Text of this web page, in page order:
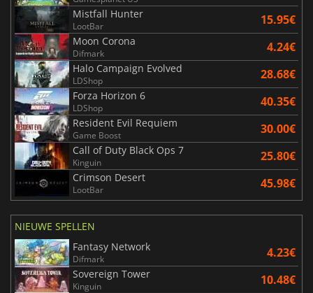
Mistfall Hunter
LootBar 15.95€
Moon Corona
Difmark 4.24€
Halo Campaign Evolved
LDShop 28.68€
Forza Horizon 6
LDShop 40.35€
Resident Evil Requiem
Game Boost 30.00€
Call of Duty Black Ops 7
Kinguin 25.80€
Crimson Desert
LootBar 45.98€
NIEUWE SPELLEN
Fantasy Network
Difmark 4.23€
Sovereign Tower
Kinguin 10.48€